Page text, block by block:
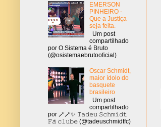
EMERSON
PINHEIRO -
Que a Justiça
seja feita.
Um post
compartilhado
por O Sistema é Bruto
(@osistemaebrutooficial)
Oscar Schmidt,
maior ídolo do
basquete
brasileiro
Um post
compartilhado
por 🪄🪄✨ 𝚃𝚊𝚍𝚎𝚞 𝚂𝚌𝚑𝚖𝚒𝚍𝚝
𝙵𝚊̃ 𝚌𝚕𝚞𝚋𝚎 (@tadeuschmidtfc)